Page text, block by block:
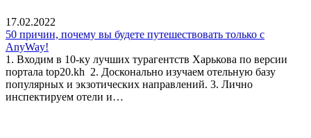
17.02.2022
50 причин, почему вы будете путешествовать только с
AnyWay!
1. Входим в 10-ку лучших турагентств Харькова по версии
портала top20.kh 2. Досконально изучаем отельную базу
популярных и экзотических направлений. 3. Лично
инспектируем отели и…